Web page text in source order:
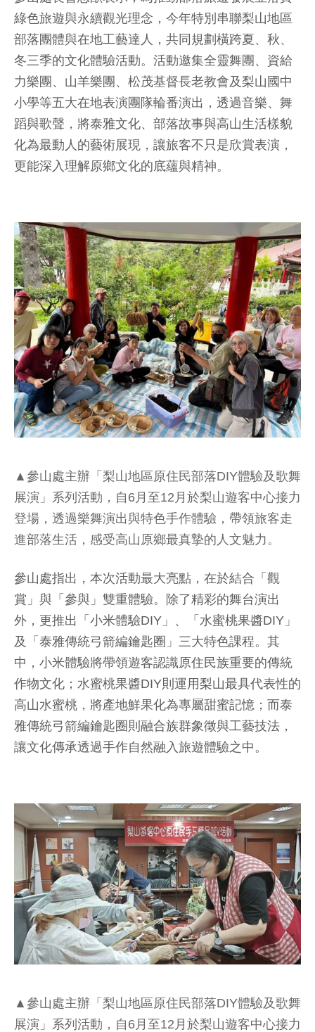
綠色旅遊與永續觀光理念，今年特別串聯梨山地區
部落團體與在地工藝達人，共同規劃橫跨夏、秋、
冬三季的文化體驗活動。活動邀集全靈舞團、資給
力樂團、山羊樂團、松茂基督長老教會及梨山國中
小學等五大在地表演團隊輪番演出，透過音樂、舞
蹈與歌聲，將泰雅文化、部落故事與高山生活樣貌
化為最動人的藝術展現，讓旅客不只是欣賞表演，
更能深入理解原鄉文化的底蘊與精神。
▲參山處主辦「梨山地區原住民部落DIY體驗及歌舞
展演」系列活動，自6月至12月於梨山遊客中心接力
登場，透過樂舞演出與特色手作體驗，帶領旅客走
進部落生活，感受高山原鄉最真摯的人文魅力。
參山處指出，本次活動最大亮點，在於結合「觀
賞」與「參與」雙重體驗。除了精彩的舞台演出
外，更推出「小米體驗DIY」、「水蜜桃果醬DIY」
及「泰雅傳統弓箭編鑰匙圈」三大特色課程。其
中，小米體驗將帶領遊客認識原住民族重要的傳統
作物文化；水蜜桃果醬DIY則運用梨山最具代表性的
高山水蜜桃，將產地鮮果化為專屬甜蜜記憶；而泰
雅傳統弓箭編鑰匙圈則融合族群象徵與工藝技法，
讓文化傳承透過手作自然融入旅遊體驗之中。
▲參山處主辦「梨山地區原住民部落DIY體驗及歌舞
展演」系列活動，自6月至12月於梨山遊客中心接力